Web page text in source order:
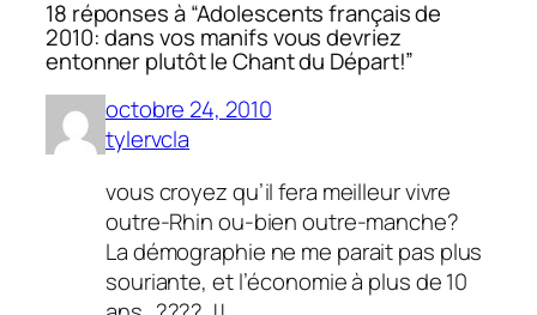
18 réponses à “Adolescents français de
2010: dans vos manifs vous devriez
entonner plutôt le Chant du Départ!”
octobre 24, 2010
tylervcla
vous croyez qu’il fera meilleur vivre
outre-Rhin ou-bien outre-manche?
La démographie ne me parait pas plus
souriante, et l’économie à plus de 10